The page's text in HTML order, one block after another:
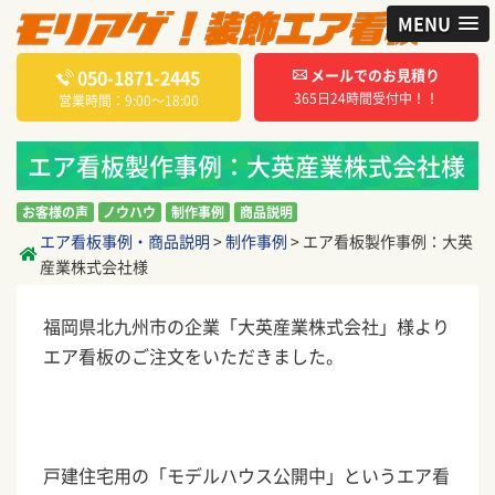
MENU
050-1871-2445
営業時間：9:00〜18:00
メールでのお見積り
365日24時間受付中！！
エア看板製作事例：大英産業株式会社様
お客様の声 ノウハウ 制作事例 商品説明
エア看板事例・商品説明 >制作事例 > エア看板製作事例：大英
産業株式会社様
福岡県北九州市の企業「大英産業株式会社」様より
エア看板のご注文をいただきました。
戸建住宅用の「モデルハウス公開中」というエア看